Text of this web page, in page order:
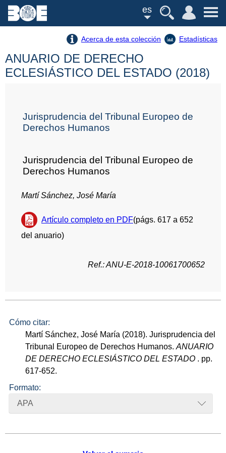
es
Acerca de esta colección Estadísticas
ANUARIO DE DERECHO
ECLESIÁSTICO DEL ESTADO (2018)
Jurisprudencia del Tribunal Europeo de
Derechos Humanos
Jurisprudencia del Tribunal Europeo de
Derechos Humanos
Martí Sánchez, José María
Artículo completo en PDF(págs. 617 a 652
del anuario)
Ref.: ANU-E-2018-10061700652
Cómo citar:
Martí Sánchez, José María (2018). Jurisprudencia del
Tribunal Europeo de Derechos Humanos.ANUARIO
DE DERECHO ECLESIÁSTICO DEL ESTADO . pp.
617-652.
Formato:
APA